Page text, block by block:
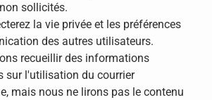
sollicités.
la vie privée et les préférences
des autres utilisateurs.
recueillir des informations
sur l'utilisation du courrier
mais nous ne lirons pas le contenu